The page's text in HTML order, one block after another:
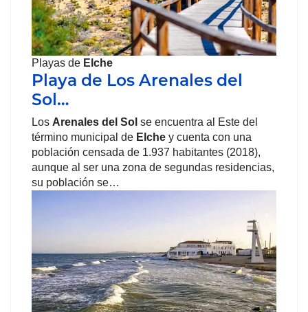
Playas de Elche
Playa de Los Arenales del
Sol…
Los Arenales del Sol se encuentra al Este del
término municipal de Elche y cuenta con una
población censada de 1.937 habitantes (2018),
aunque al ser una zona de segundas residencias,
su población se…